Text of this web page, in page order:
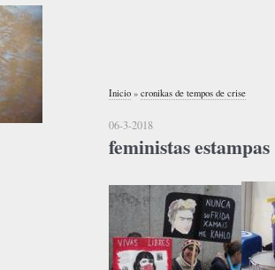
Inicio » cronikas de tempos de crise
06-3-2018
feministas estampas